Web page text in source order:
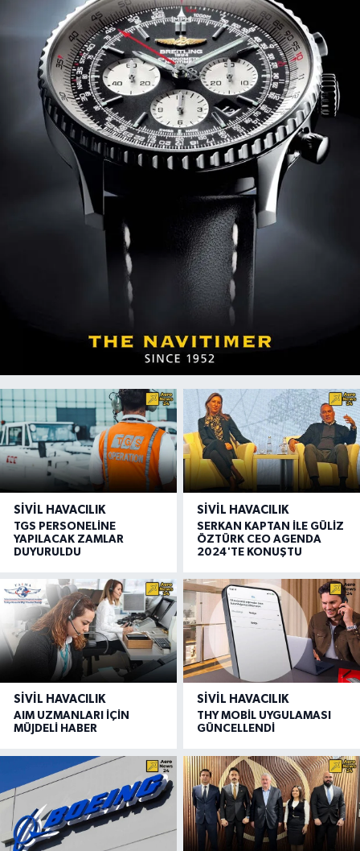
SIVIL HAVACILIK
TGS PERSONELİNE
YAPILACAK ZAMLAR
DUYURULDU
SIVIL HAVACILIK
SERKAN KAPTAN İLE GÜLİZ
ÖZTÜRK CEO AGENDA
2024'TE KONUŞTU
SIVIL HAVACILIK
AIM UZMANLARI İÇİN
MÜJDELİ HABER
SIVIL HAVACILIK
THY MOBİL UYGULAMASI
GÜNCELLENDİ